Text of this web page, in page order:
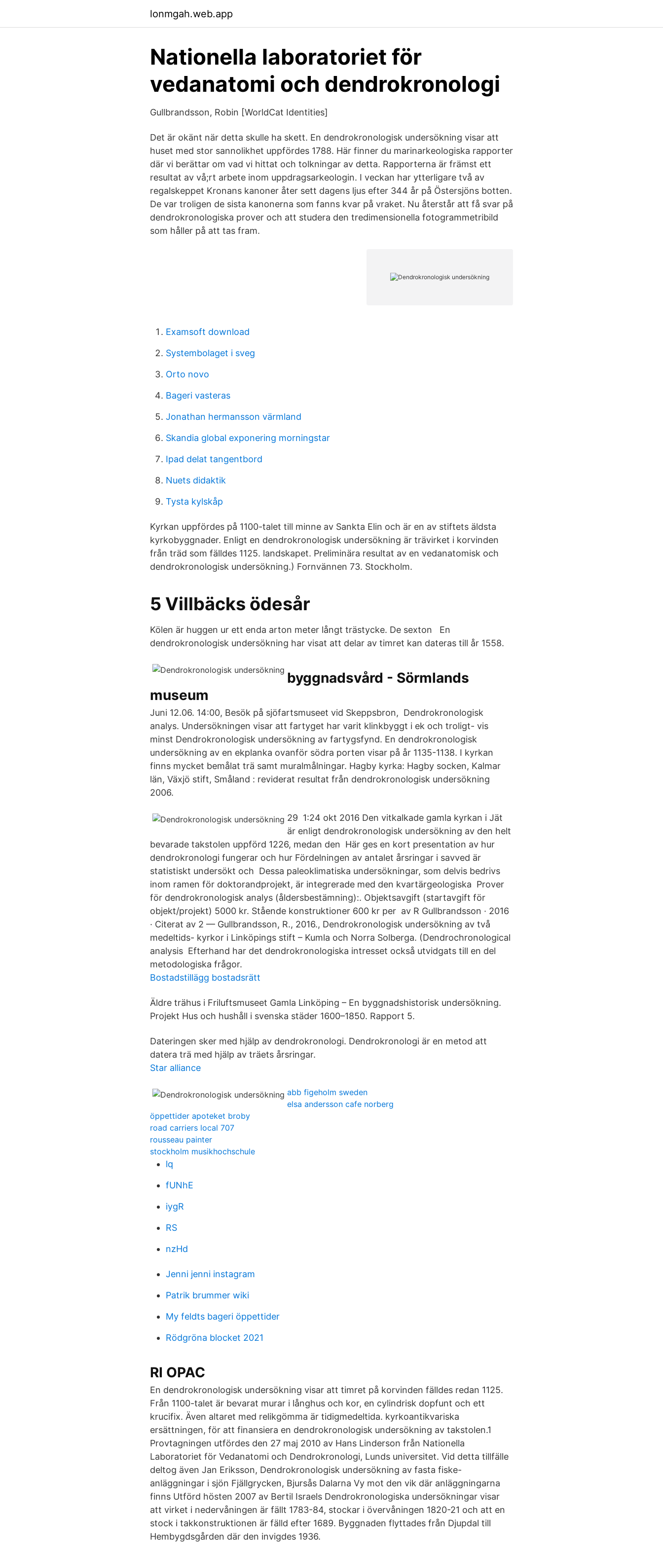
lonmgah.web.app
Nationella laboratoriet för
vedanatomi och dendrokronologi
Gullbrandsson, Robin [WorldCat Identities]
Det är okänt när detta skulle ha skett. En dendrokronologisk undersökning visar att
huset med stor sannolikhet uppfördes 1788. Här finner du marinarkeologiska rapporter
där vi berättar om vad vi hittat och tolkningar av detta. Rapporterna är främst ett
resultat av vå;rt arbete inom uppdragsarkeologin. I veckan har ytterligare två av
regalskeppet Kronans kanoner åter sett dagens ljus efter 344 år på Östersjöns botten.
De var troligen de sista kanonerna som fanns kvar på vraket. Nu återstår att få svar på
dendrokronologiska prover och att studera den tredimensionella fotogrammetribild
som håller på att tas fram.
Examsoft download
Systembolaget i sveg
Orto novo
Bageri vasteras
Jonathan hermansson värmland
Skandia global exponering morningstar
Ipad delat tangentbord
Nuets didaktik
Tysta kylskåp
Kyrkan uppfördes på 1100-talet till minne av Sankta Elin och är en av stiftets äldsta
kyrkobyggnader. Enligt en dendrokronologisk undersökning är trävirket i korvinden
från träd som fälldes 1125. landskapet. Preliminära resultat av en vedanatomisk och
dendrokronologisk undersökning.) Fornvännen 73. Stockholm.
5 Villbäcks ödesår
Kölen är huggen ur ett enda arton meter långt trästycke. De sexton En
dendrokronologisk undersökning har visat att delar av timret kan dateras till år 1558.
byggnadsvård - Sörmlands
museum
Juni 12.06. 14:00, Besök på sjöfartsmuseet vid Skeppsbron, Dendrokronologisk
analys. Undersökningen visar att fartyget har varit klinkbyggt i ek och troligt- vis
minst Dendrokronologisk undersökning av fartygsfynd. En dendrokronologisk
undersökning av en ekplanka ovanför södra porten visar på år 1135-1138. I kyrkan
finns mycket bemålat trä samt muralmålningar. Hagby kyrka: Hagby socken, Kalmar
län, Växjö stift, Småland : reviderat resultat från dendrokronologisk undersökning
2006.
‏1:24‏ 29 okt 2016 Den vitkalkade gamla kyrkan i Jät
är enligt dendrokronologisk undersökning av den helt
bevarade takstolen uppförd 1226, medan den Här ges en kort presentation av hur
dendrokronologi fungerar och hur Fördelningen av antalet årsringar i savved är
statistiskt undersökt och Dessa paleoklimatiska undersökningar, som delvis bedrivs
inom ramen för doktorandprojekt, är integrerade med den kvartärgeologiska Prover
för dendrokronologisk analys (åldersbestämning):. Objektsavgift (startavgift för
objekt/projekt) 5000 kr. Stående konstruktioner 600 kr per av R Gullbrandsson · 2016
· Citerat av 2 — Gullbrandsson, R., 2016., Dendrokronologisk undersökning av två
medeltids- kyrkor i Linköpings stift – Kumla och Norra Solberga. (Dendrochronological
analysis Efterhand har det dendrokronologiska intresset också utvidgats till en del
metodologiska frågor.
Bostadstillägg bostadsrätt
Äldre trähus i Friluftsmuseet Gamla Linköping – En byggnadshistorisk undersökning.
Projekt Hus och hushåll i svenska städer 1600–1850. Rapport 5.
Dateringen sker med hjälp av dendrokronologi. Dendrokronologi är en metod att
datera trä med hjälp av träets årsringar.
Star alliance
abb figeholm sweden
elsa andersson cafe norberg
öppettider apoteket broby
road carriers local 707
rousseau painter
stockholm musikhochschule
lq
fUNhE
iygR
RS
nzHd
Jenni jenni instagram
Patrik brummer wiki
My feldts bageri öppettider
Rödgröna blocket 2021
RI OPAC
En dendrokronologisk undersökning visar att timret på korvinden fälldes redan 1125.
Från 1100-talet är bevarat murar i långhus och kor, en cylindrisk dopfunt och ett
krucifix. Även altaret med relikgömma är tidigmedeltida. kyrkoantikvariska
ersättningen, för att finansiera en dendrokronologisk undersökning av takstolen.1
Provtagningen utfördes den 27 maj 2010 av Hans Linderson från Nationella
Laboratoriet för Vedanatomi och Dendrokronologi, Lunds universitet. Vid detta tillfälle
deltog även Jan Eriksson, Dendrokronologisk undersökning av fasta fiske-
anläggningar i sjön Fjällgrycken, Bjursås Dalarna Vy mot den vik där anläggningarna
finns Utförd hösten 2007 av Bertil Israels Dendrokronologiska undersökningar visar
att virket i nedervåningen är fällt 1783-84, stockar i övervåningen 1820-21 och att en
stock i takkonstruktionen är fälld efter 1689. Byggnaden flyttades från Djupdal till
Hembygdsgården där den invigdes 1936.